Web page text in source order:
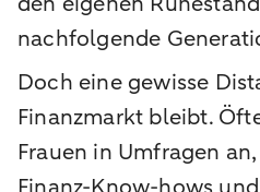
nachfolgende
Doch eine gewisse
Finanzmarkt bleibt.
Frauen in Umfragen